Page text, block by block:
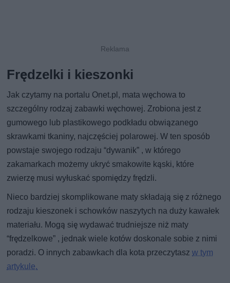
Frędzelki i kieszonki
Jak czytamy na portalu Onet.pl, mata węchowa to
szczególny rodzaj zabawki węchowej. Zrobiona jest z
gumowego lub plastikowego podkładu obwiązanego
skrawkami tkaniny, najczęściej polarowej. W ten sposób
powstaje swojego rodzaju “dywanik” , w którego
zakamarkach możemy ukryć smakowite kąski, które
zwierzę musi wyłuskać spomiędzy frędzli.
Nieco bardziej skomplikowane maty składają się z różnego
rodzaju kieszonek i schowków naszytych na duży kawałek
materiału. Mogą się wydawać trudniejsze niż maty
“frędzelkowe” , jednak wiele kotów doskonale sobie z nimi
poradzi. O innych zabawkach dla kota przeczytaszw tym
artykule.